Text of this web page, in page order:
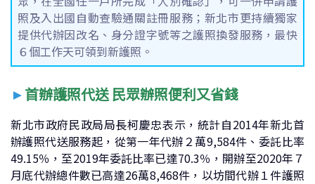
照及入出國自動查驗通關註冊服務；新北市更持續獨家
提供代辦因改名、身分證字號等之護照換發服務，最快
６個工作天可領到新護照。
►首辦護照代送 民眾辦照便利又省錢
新北市政府民政局局長柯慶忠表示，統計自2014年新北首
辦護照代送服務起，從第一年代辦２萬9,584件、委託比率
49.15％，至2019年委託比率已達70.3％，開辦至2020年７
月底代辦總件數已高達26萬8,468件，以坊間代辦１件護照